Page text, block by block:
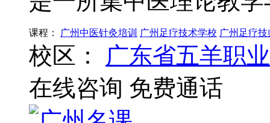
课程： 广州中医针灸培训 广州足疗技术学校 广州足疗
校区：
广东省五羊职
在线咨询 免费通话